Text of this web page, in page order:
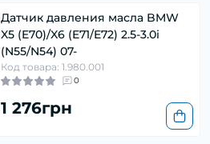
Датчик давления масла BMW
X5 (E70)/X6 (E71/E72) 2.5-3.0i
(N55/N54) 07-
Код товара: 1.980.001
0
1 276грн